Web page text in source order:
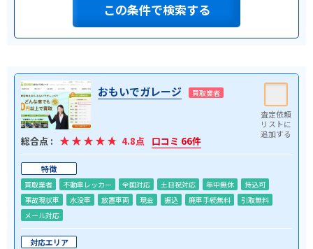
この条件で検索する
おもいでガレージ 買取業者
総合点 : 4.8点 口コミ 66件
特徴
買取業者 不動車レッカー 全国対応 土日祝対応 年中無休
持込可
事故現状車
水没車 放置車両 現金 振込 廃車手続無料
引取無料
メール対応
対応エリア